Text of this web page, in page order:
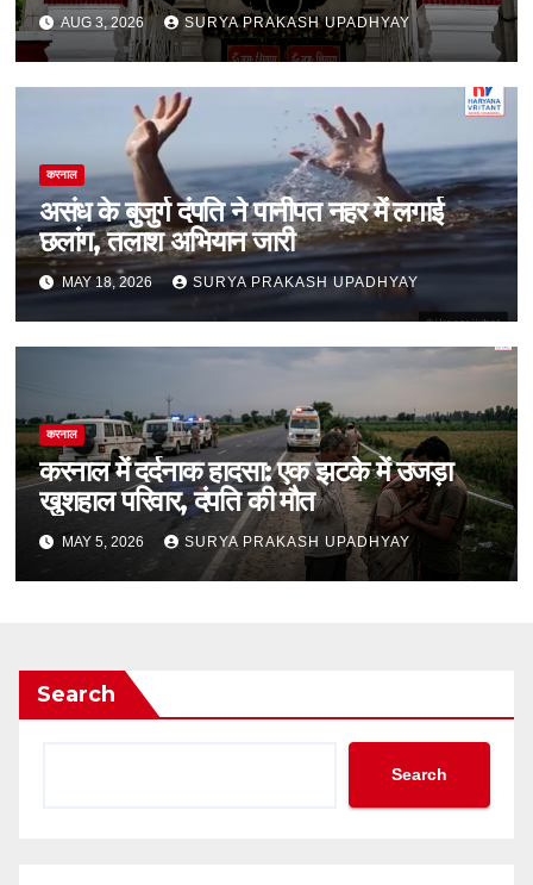
AUG 3, 2026 SURYA PRAKASH UPADHYAY
करनाल
असंध के बुजुर्ग दंपति ने पानीपत नहर में लगाई
छलांग, तलाश अभियान जारी
MAY 18, 2026 SURYA PRAKASH UPADHYAY
करनाल
करनाल में दर्दनाक हादसा: एक झटके में उजड़ा
खुशहाल परिवार, दंपति की मौत
MAY 5, 2026 SURYA PRAKASH UPADHYAY
Search
Search